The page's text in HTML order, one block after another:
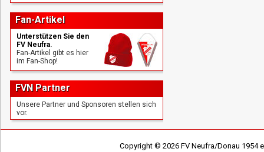
Fan-Artikel
Unterstützen Sie den
FV Neufra.
Fan-Artikel gibt es hier
im Fan-Shop!
FVN Partner
Unsere Partner und Sponsoren stellen sich
vor.
Copyright © 2026 FV Neufra/Donau